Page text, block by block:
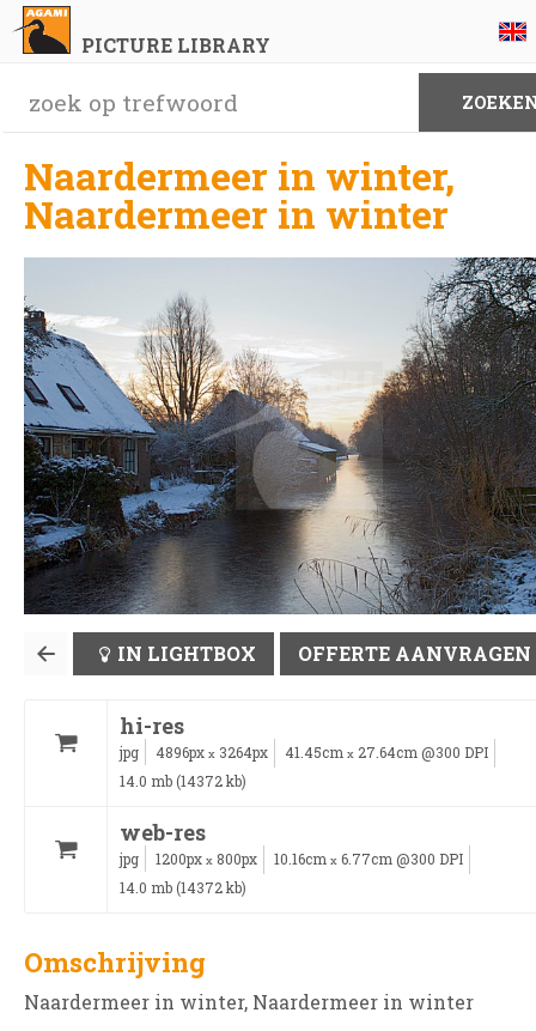
PICTURE LIBRARY
Naardermeer in winter,
Naardermeer in winter
IN LIGHTBOX OFFERTE AANVRAGEN
hi-res
jpg 4896px x 3264px 41.45cm x 27.64cm @300 DPI
14.0 mb (14372 kb)
web-res
jpg 1200px x 800px 10.16cm x 6.77cm @300 DPI
14.0 mb (14372 kb)
Omschrijving
Naardermeer in winter, Naardermeer in winter